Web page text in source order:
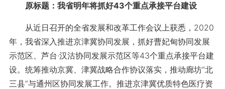
原标题：我省明年将抓好43个重点承接平台建设
从近日召开的全省发展和改革工作会议上获悉，2020
年，我省深入推进京津冀协同发展，抓好曹妃甸协同发展
示范区、芦台·汉沽协同发展示范区等43个重点承接平台建
设。统筹推动京冀、津冀战略合作协议落实，推动廊坊“北
三县”与通州区协同发展工作。推进京津冀优质特色医疗资